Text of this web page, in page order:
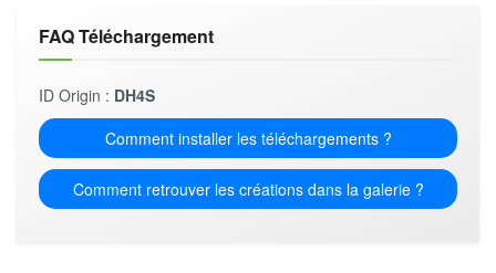
FAQ Téléchargement
ID Origin : DH4S
Comment installer les téléchargements ?
Comment retrouver les créations dans la galerie ?